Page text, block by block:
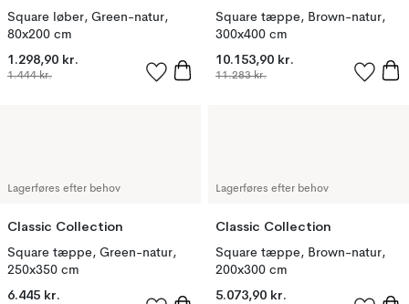
Square løber, Green-natur,
80x200 cm
1.298,90 kr.
1.444 kr.
Square tæppe, Brown-natur,
300x400 cm
10.153,90 kr.
11.283 kr.
Lagerføres efter behov
Classic Collection
Square tæppe, Green-natur,
250x350 cm
6.445 kr.
Lagerføres efter behov
Classic Collection
Square tæppe, Brown-natur,
200x300 cm
5.073,90 kr.